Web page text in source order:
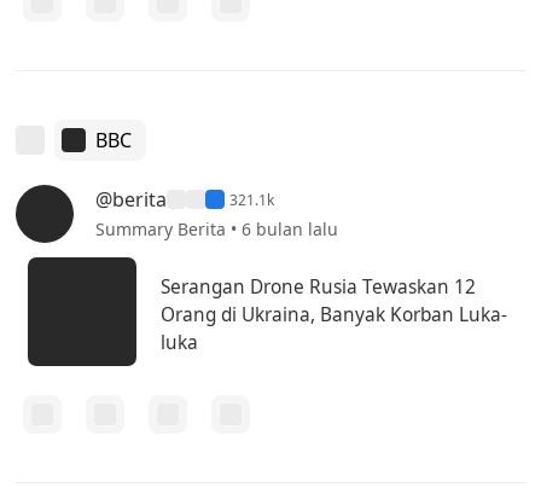
BBC
@berita 321.1k
Summary Berita • 6 bulan lalu
Serangan Drone Rusia Tewaskan 12
Orang di Ukraina, Banyak Korban Luka-
luka